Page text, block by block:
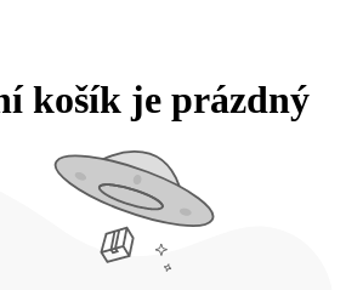
košík je prázdný